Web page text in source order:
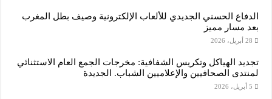
الدفاع الحسني الجديدي للألعاب الإلكترونية وصيف بطل المغرب
بعد مسار مميز
28 أبريل، 2026
تجديد الهياكل وتكريس الشفافية: مخرجات الجمع العام الاستثنائي
لمنتدى الصحافيين والإعلاميين الشباب. الجديدة
5 أبريل، 2026